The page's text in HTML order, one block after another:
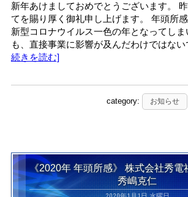
新年あけましておめでとうございます。
てを賜り厚く御礼申し上げます。 年頭所感
新型コロナウイルス一色の年となってし
も、直接事業に影響が及んだわけではない
続きを読む]
category: お知らせ
《2020年 年頭所感》 株式会社秀電
秀嶋克仁